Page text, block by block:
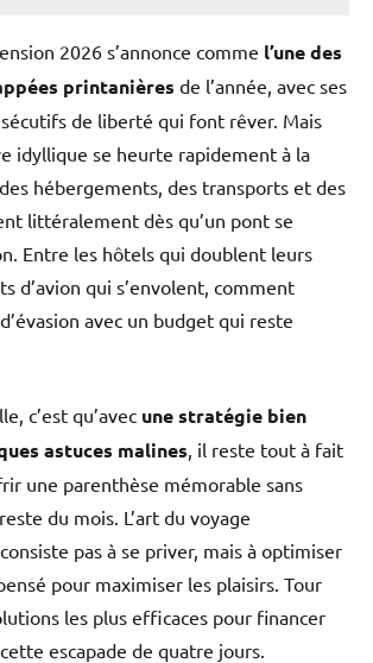
2026 s’annonce comme l’une des
printanières de l’année, avec ses
de liberté qui font rêver. Mais
idyllique se heurte rapidement à la
hébergements, des transports et des
littéralement dès qu’un pont se
Entre les hôtels qui doublent leurs
d’avion qui s’envolent, comment
avec un budget qui reste
c’est qu’avec une stratégie bien
astuces malines , il reste tout à fait
une parenthèse mémorable sans
du mois. L’art du voyage
pas à se priver, mais à optimiser
pour maximiser les plaisirs. Tour
les plus efficaces pour financer
escapade de quatre jours.